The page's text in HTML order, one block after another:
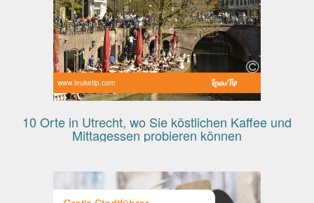
www.leuketip.com
10 Orte in Utrecht, wo Sie köstlichen Kaffee und
Mittagessen probieren können